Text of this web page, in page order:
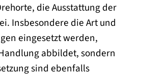
die Ausstattung der
Insbesondere die Art und
eingesetzt werden,
abbildet, sondern
sind ebenfalls